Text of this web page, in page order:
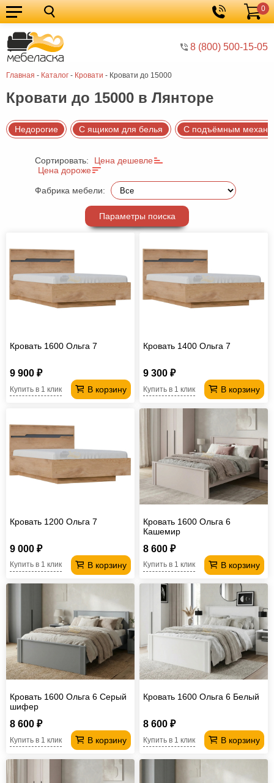
8 (800) 500-15-05
Корзина
0
Главная - Каталог - Кровати - Кровати до 15000
Кухонные
гарнитуры
Мебель
для
кухни
Мебель
для
спальни
Кровати
Шкафы
Диваны
мебель
Детская
мебель
Мебель
прихожей
Комоды
Офисная
мебель
Столы
компьютер
для
Мебель
Кресла-
из
ротанга
Садовая
мебель
Косметологическое
оборудование
Кровати до 15000 в Лянторе
Недорогие С ящиком для белья С подъёмным
Сортировать:
Цена дешевле
Цена дороже
Фабрика мебели:
Параметры поиска
Кровать 1600 Ольга 7
9 900 ₽
В корзину
Купить в 1 клик
Кровать 1400 Ольга 7
9 300 ₽
В корзину
Купить в 1 клик
Кровать 1200 Ольга 7
9 000 ₽
В корзину
Купить в 1 клик
Кровать 1600 Ольга 6
Кашемир
8 600 ₽
В корзину
Купить в 1 клик
Кровать 1600 Ольга 6 Серый
шифер
8 600 ₽
В корзину
Купить в 1 клик
Кровать 1600 Ольга 6 Белый
8 600 ₽
В корзину
Купить в 1 клик